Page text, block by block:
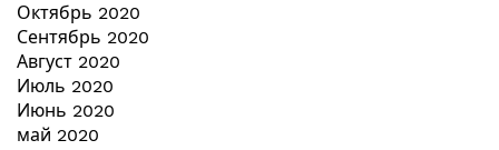
Октябрь 2020
Сентябрь 2020
Август 2020
Июль 2020
Июнь 2020
май 2020